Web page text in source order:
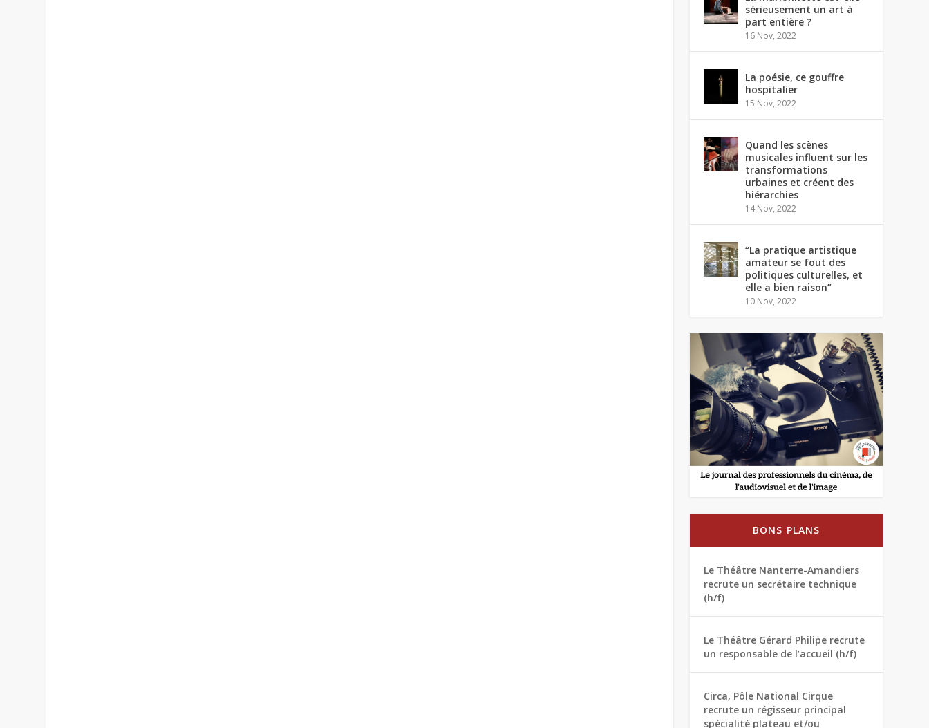
sérieusement un art à
part entière ?
16 Nov, 2022
La poésie, ce gouffre
hospitalier
15 Nov, 2022
Quand les scènes
musicales influent sur les
transformations
urbaines et créent des
hiérarchies
14 Nov, 2022
“La pratique artistique
amateur se fout des
politiques culturelles, et
elle a bien raison”
10 Nov, 2022
BONS PLANS
Le Théâtre Nanterre-Amandiers
recrute un secrétaire technique
(h/f)
Le Théâtre Gérard Philipe recrute
un responsable de l’accueil (h/f)
Circa, Pôle National Cirque
recrute un régisseur principal
spécialité plateau et/ou